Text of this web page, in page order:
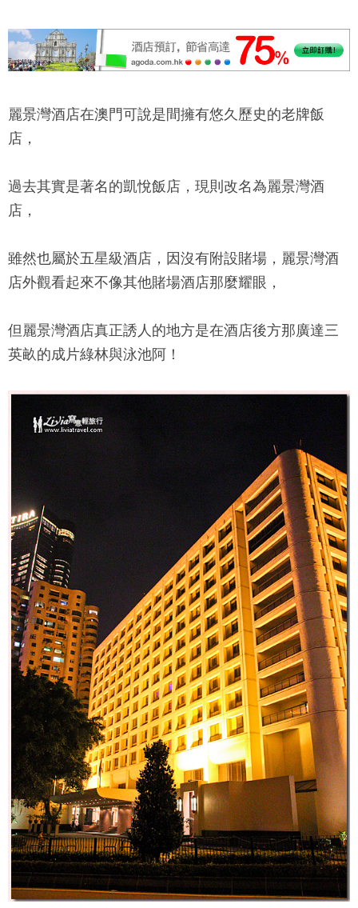
麗景灣酒店在澳門可說是間擁有悠久歷史的老牌飯
店，
過去其實是著名的凱悅飯店，現則改名為麗景灣酒
店 ，
雖然也屬於五星級酒店，因沒有附設賭場， 麗景灣酒
店外觀看起來不像其他賭場酒店那麼耀眼，
但麗景灣酒店真正誘人的地方是在酒店後方那廣達三
英畝的成片綠林與泳池阿！